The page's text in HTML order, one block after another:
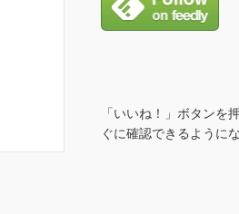
「いいね！」ボタンを
ぐに確認できるように